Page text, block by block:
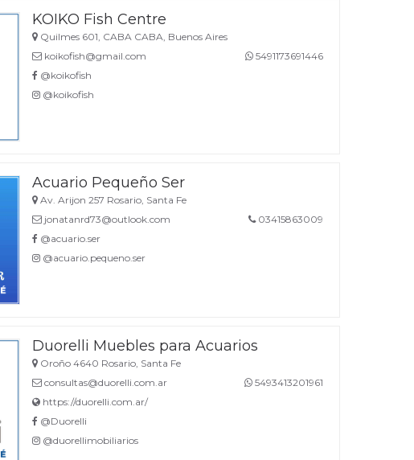
KOIKO Fish Centre
Quilmes 601, CABA CABA, Buenos Aires
koikofish@gmail.com
@koikofish
@koikofish
5491173691446
Acuario Pequeño Ser
Av. Arijon 257 Rosario, Santa Fe
jonatanrd73@outlook.com
@acuario.ser
@acuario.pequeno.ser
03415863009
Duorelli Muebles para Acuarios
Oroño 4640 Rosario, Santa Fe
consultas@duorelli.com.ar
https://duorelli.com.ar/
@Duorelli
@duorellimobiliarios
5493413201961